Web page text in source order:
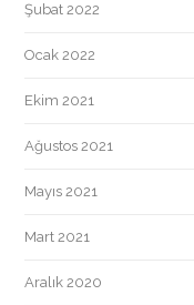
Şubat 2022
Ocak 2022
Ekim 2021
Ağustos 2021
Mayıs 2021
Mart 2021
Aralık 2020